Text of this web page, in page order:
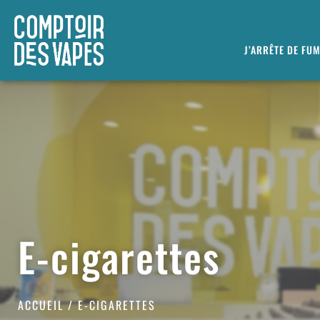
J’ARRÊTE DE
E-cigarettes
ACCUEIL/ E-CIGARETTES